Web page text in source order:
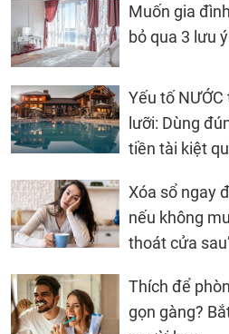
Muốn gia
bỏ qua 3 lưu
Yếu tố
lưỡi: Dùng
tiền tài kiệt
Xóa sổ ngay
nếu không
thoát cửa
Thích để
gọn gàng?